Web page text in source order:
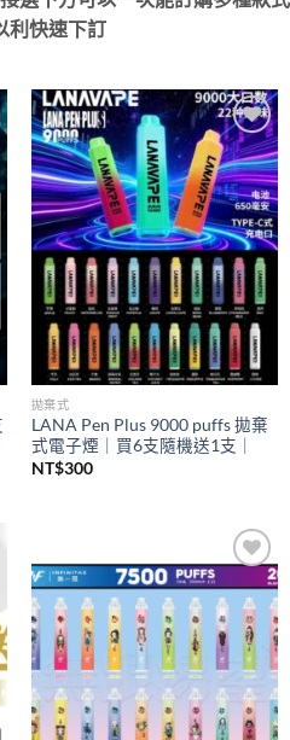
利快速下訂
Add to
wishlist
拋棄式
LANA Pen Plus 9000 puffs 拋棄
式電子煙｜買6支隨機送1支｜
NT$300
Add to
wishlist